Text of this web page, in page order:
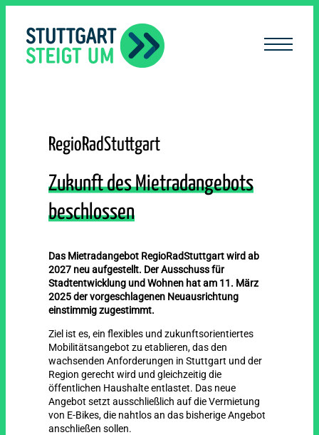
RegioRadStuttgart
Zukunft des Mietradangebots
beschlossen
Das Mietradangebot RegioRadStuttgart wird ab
2027 neu aufgestellt. Der Ausschuss für
Stadtentwicklung und Wohnen hat am 11. März
2025 der vorgeschlagenen Neuausrichtung
einstimmig zugestimmt.
Ziel ist es, ein flexibles und zukunftsorientiertes
Mobilitätsangebot zu etablieren, das den
wachsenden Anforderungen in Stuttgart und der
Region gerecht wird und gleichzeitig die
öffentlichen Haushalte entlastet. Das neue
Angebot setzt ausschließlich auf die Vermietung
von E‐Bikes, die nahtlos an das bisherige Angebot
anschließen sollen.